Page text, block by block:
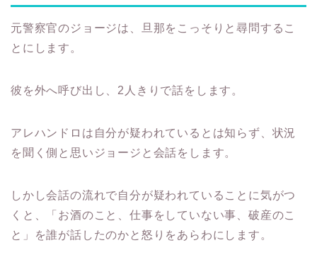
元警察官のジョージは、旦那をこっそりと尋問するこ
とにします。
彼を外へ呼び出し、2人きりで話をします。
アレハンドロは自分が疑われているとは知らず、状況
を聞く側と思いジョージと会話をします。
しかし会話の流れで自分が疑われていることに気がつ
くと、「お酒のこと、仕事をしていない事、破産のこ
と」を誰が話したのかと怒りをあらわにします。